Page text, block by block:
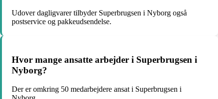
Udover dagligvarer tilbyder Superbrugsen i Nyborg også
postservice og pakkeudsendelse.
Hvor mange ansatte arbejder i Superbrugsen i
Nyborg?
Der er omkring 50 medarbejdere ansat i Superbrugsen i